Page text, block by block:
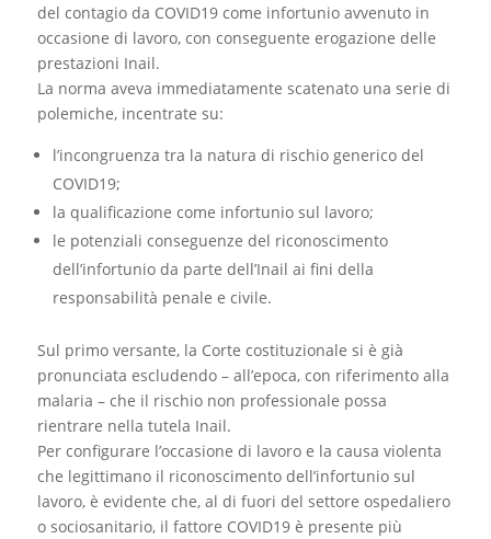
del contagio da COVID19 come infortunio avvenuto in
occasione di lavoro, con conseguente erogazione delle
prestazioni Inail.
La norma aveva immediatamente scatenato una serie di
polemiche, incentrate su:
l’incongruenza tra la natura di rischio generico del
COVID19;
la qualificazione come infortunio sul lavoro;
le potenziali conseguenze del riconoscimento
dell’infortunio da parte dell’Inail ai fini della
responsabilità penale e civile.
Sul primo versante, la Corte costituzionale si è già
pronunciata escludendo – all’epoca, con riferimento alla
malaria – che il rischio non professionale possa
rientrare nella tutela Inail.
Per configurare l’occasione di lavoro e la causa violenta
che legittimano il riconoscimento dell’infortunio sul
lavoro, è evidente che, al di fuori del settore ospedaliero
o sociosanitario, il fattore COVID19 è presente più